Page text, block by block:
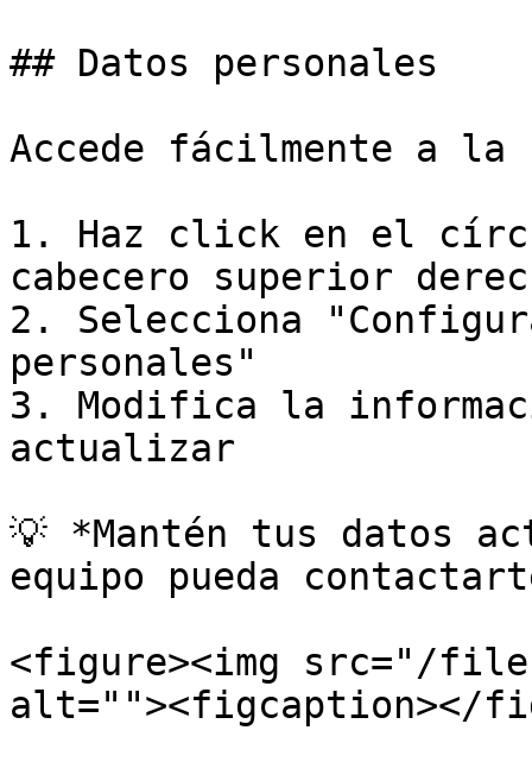
## Datos personales
Accede fácilmente a
1. Haz click en el
cabecero superior
2. Selecciona
personales"
3. Modifica la
actualizar
💡 *Mantén tus datos
equipo pueda
<figure><img src="/files/
alt=""><figcaption></